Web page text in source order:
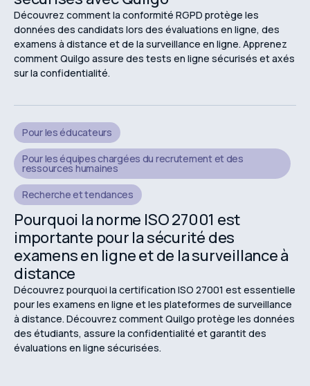
Découvrez comment la conformité RGPD protège les
données des candidats lors des évaluations en ligne, des
examens à distance et de la surveillance en ligne. Apprenez
comment Quilgo assure des tests en ligne sécurisés et axés
sur la confidentialité.
Pour les éducateurs
Pour les équipes chargées du recrutement et des
ressources humaines
Recherche et tendances
Pourquoi la norme ISO 27001 est
importante pour la sécurité des
examens en ligne et de la surveillance à
distance
Découvrez pourquoi la certification ISO 27001 est essentielle
pour les examens en ligne et les plateformes de surveillance
à distance. Découvrez comment Quilgo protège les données
des étudiants, assure la confidentialité et garantit des
évaluations en ligne sécurisées.